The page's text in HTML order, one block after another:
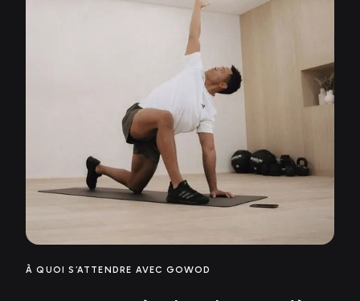
À QUOI S’ATTENDRE AVEC GOWOD